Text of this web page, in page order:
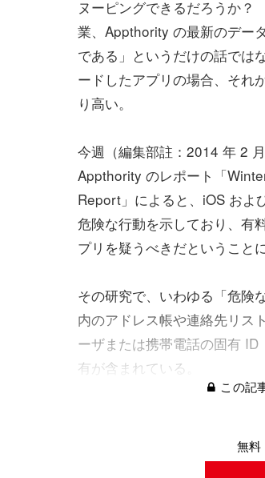
ヌーピングできるだろうか
業、Appthority の最新のデー
である」というだけの話では
ードしたアプリの場合、それ
り高い。
今週（編集部註：2014 年 2
Appthority のレポート「
Report」によると、iOS およ
危険な行動を示しており、有
プリを疑うべきだということ
その研究で、いわゆる「危険
内のアドレス帳や連絡先リス
ーザまたは携帯電話の固有
有が含まれている。
この記
無料